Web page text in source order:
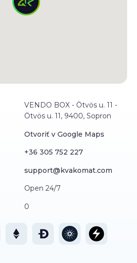
VENDO BOX - Ötvös u. 11 -
Ötvös u. 11, 9400, Sopron
Otvoriť v Google Maps
+36 305 752 227
support@kvakomat.com
Open 24/7
0